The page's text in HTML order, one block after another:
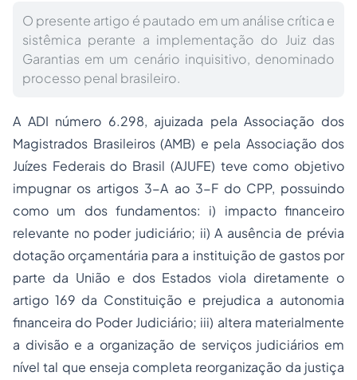
O presente artigo é pautado em um análise crítica e
sistêmica perante a implementação do Juiz das
Garantias em um cenário inquisitivo, denominado
processo penal brasileiro.
A ADI número 6.298, ajuizada pela Associação dos
Magistrados Brasileiros (AMB) e pela Associação dos
Juízes Federais do Brasil (AJUFE) teve como objetivo
impugnar os artigos 3-A ao 3-F do CPP, possuindo
como um dos fundamentos: i) impacto financeiro
relevante no poder judiciário; ii) A ausência de prévia
dotação orçamentária para a instituição de gastos por
parte da União e dos Estados viola diretamente o
artigo 169 da Constituição e prejudica a autonomia
financeira do Poder Judiciário; iii) altera materialmente
a divisão e a organização de serviços judiciários em
nível tal que enseja completa reorganização da justiça